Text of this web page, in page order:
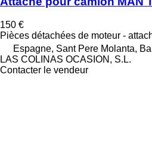
150 €
Pièces détachées de moteur -
Espagne, Sant Pere Molanta,
LAS COLINAS OCASION, S.L.
Contacter le vendeur